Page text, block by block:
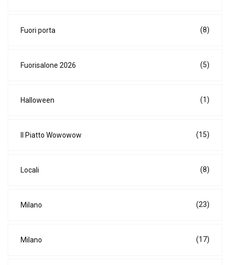
Fuori porta (8)
Fuorisalone 2026 (5)
Halloween (1)
Il Piatto Wowowow (15)
Locali (8)
Milano (23)
Milano (17)